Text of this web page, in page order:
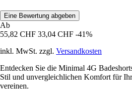
Eine Bewertung abgeben
Ab
55,82 CHF 33,04 CHF -41%
inkl. MwSt. zzgl. Versandkosten
Entdecken Sie die Minimal 4G
Stil und unvergleichlichen Komfort für
vereinen.